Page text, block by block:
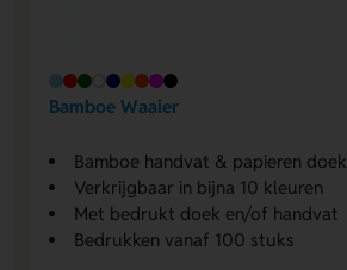
Bamboe Waaier
Bamboe handvat & papieren doek
Verkrijgbaar in bijna 10 kleuren
Met bedrukt doek en/of handvat
Bedrukken vanaf 100 stuks